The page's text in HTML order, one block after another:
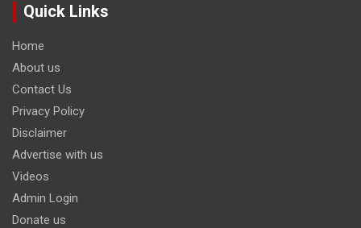
Quick Links
Home
About us
Contact Us
Privacy Policy
Disclaimer
Advertise with us
Videos
Admin Login
Donate us